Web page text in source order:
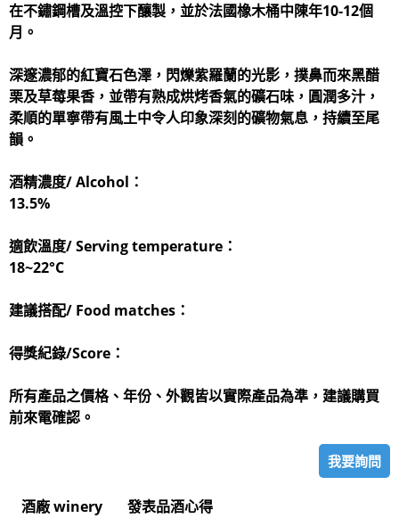
在不鏽鋼槽及溫控下釀製，並於法國橡木桶中陳年10-12個
月。
深邃濃郁的紅寶石色澤，閃爍紫羅蘭的光影，撲鼻而來黑醋
栗及草莓果香，並帶有熟成烘烤香氣的礦石味，圓潤多汁，
柔順的單寧帶有風土中令人印象深刻的礦物氣息，持續至尾
韻。
酒精濃度/ Alcohol：
13.5%
適飲溫度/ Serving temperature：
18~22°C
建議搭配/ Food matches：
得獎紀錄/Score：
所有產品之價格、年份、外觀皆以實際產品為準，建議購買
前來電確認。
我要詢問
酒廠 winery
發表品酒心得